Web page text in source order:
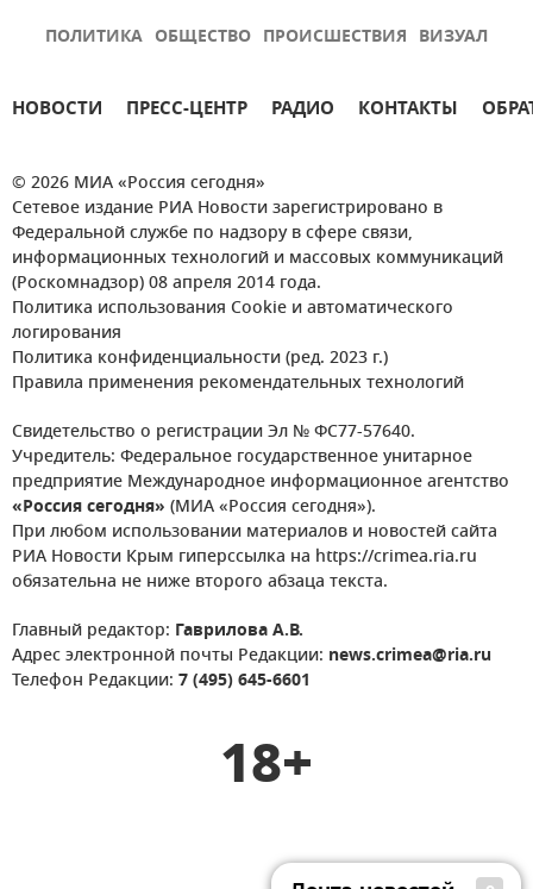
ПОЛИТИКА ОБЩЕСТВО ПРОИСШЕСТВИЯ ВИЗУАЛ
НОВОСТИ ПРЕСС-ЦЕНТР РАДИО КОНТАКТЫ
© 2026 МИА «Россия сегодня»
Сетевое издание РИА Новости зарегистрировано в
Федеральной службе по надзору в сфере связи,
информационных технологий и массовых коммуникаций
(Роскомнадзор) 08 апреля 2014 года.
Политика использования Cookie и автоматического
логирования
Политика конфиденциальности (ред. 2023 г.)
Правила применения рекомендательных технологий
Свидетельство о регистрации Эл № ФС77-57640.
Учредитель: Федеральное государственное унитарное
предприятие Международное информационное агентство
«Россия сегодня» (МИА «Россия сегодня»).
При любом использовании материалов и новостей сайта
РИА Новости Крым гиперссылка на https://crimea.ria.ru
обязательна не ниже второго абзаца текста.
Главный редактор: Гаврилова А.В.
Адрес электронной почты Редакции: news.crimea@ria.ru
Телефон Редакции: 7 (495) 645-6601
18+